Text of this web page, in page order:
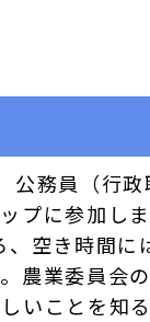
務員（行
プに参加しま
空き時間
農業委員会
いことを知